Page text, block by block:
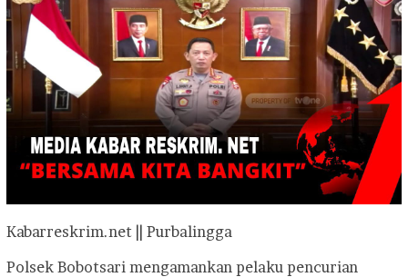
Kabarreskrim.net || Purbalingga
Polsek Bobotsari mengamankan pelaku pencurian